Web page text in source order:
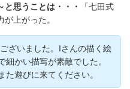
思うことは・・・
「七田式
上がった。
ざいました。Iさんの描く絵
かい描写が素敵でした。
遊びに来てください。